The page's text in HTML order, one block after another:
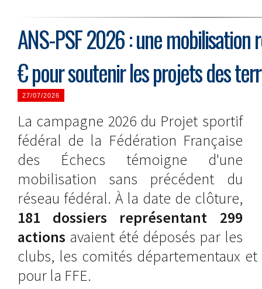
ANS-PSF 2026 : une
€ pour soutenir les projets des
27/07/2026
La campagne 2026 du Projet sportif
fédéral de la Fédération Française
des Échecs témoigne d'une
mobilisation sans précédent du
réseau fédéral. À la date de clôture,
181 dossiers représentant 299
actions avaient été déposés par les
clubs, les comités départementaux
pour la FFE.